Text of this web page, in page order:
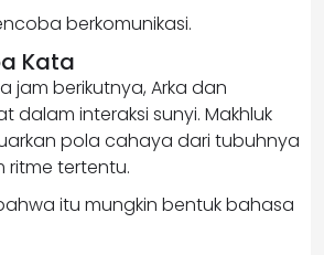
berkomunikasi.
Kata
jam berikutnya, Arka dan
dalam interaksi sunyi. Makhluk
pola cahaya dari tubuhnya
ritme tertentu.
itu mungkin bentuk bahasa